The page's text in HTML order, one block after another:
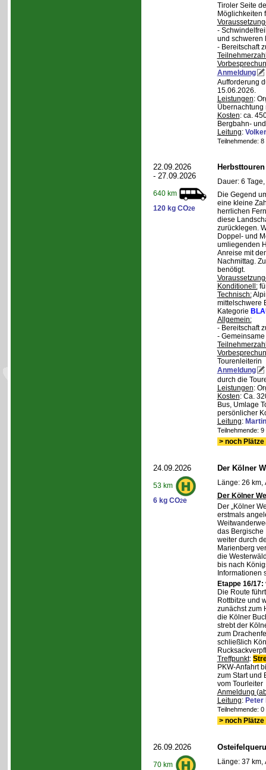
Tiroler Seite
Möglichkeiten
-
und schweren
- Bereitschaft
Anmeldung
Aufforderung
15.06.2026.
Leistungen:
Übernachtung
Kosten: ca.
Bergbahn-
Leitung:
Teilnehmende:
22.09.2026
- 27.09.2026
640 km
120 kg CO2e
Dauer: 6
Die Gegend
eine kleine
herrlichen
diese
zurücklegen.
Doppel- und
umliegenden
Anreise mit
Nachmittag.
benötigt.
Konditionell:
Technisch:
mittelschwere
Kategorie
Allgemein:
- Bereitschaft
- Gemeinsame
Tourenleiterin
Anmeldung
durch die
Leistungen:
Kosten: Ca.
Bus, Umlage
persönlicher
Leitung:
Teilnehmende:
> noch
24.09.2026
53 km
6 kg CO2e
Der Kölner
Länge: 26 km,
Der Kölner
Der „Kölner
erstmals
das Bergische
weiter durch
Marienberg
die
bis nach
Informationen
Etappe 16/
Die Route
Rottbitze und
zunächst zum
die Kölner
strebt der
zum
schließlich
Treffpunkt:
PKW-Anfahrt
zum Start und
vom Tourleiter
Anmeldung
Leitung: Peter
Teilnehmende:
> noch
26.09.2026
70 km
Länge: 37 km,